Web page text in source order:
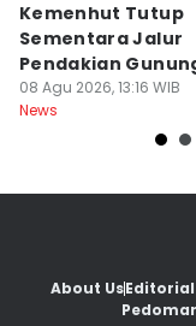
Kemenhut Tutup
Sementara Jalur
Pendakian
Gede Pangrango
08 Agu 2026, 13:16 WIB
News
About Us